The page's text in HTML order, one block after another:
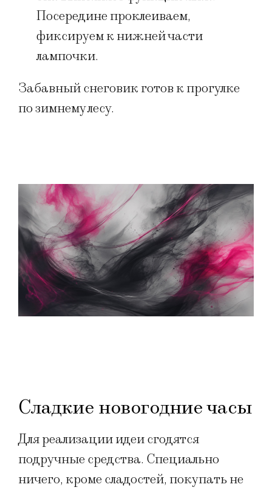
Посередине проклеиваем,
фиксируем к нижней части
лампочки.
Забавный снеговик готов к прогулке
по зимнему лесу.
Сладкие новогодние часы
Для реализации идеи сгодятся
подручные средства. Специально
ничего, кроме сладостей, покупать не